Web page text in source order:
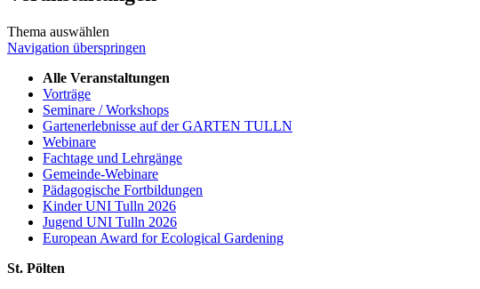
Thema auswählen
Navigation überspringen
Alle Veranstaltungen
Vorträge
Seminare / Workshops
Gartenerlebnisse auf der GARTEN TULLN
Webinare
Fachtage und Lehrgänge
Gemeinde-Webinare
Pädagogische Fortbildungen
Kinder UNI Tulln 2026
Jugend UNI Tulln 2026
European Award for Ecological Gardening
St. Pölten